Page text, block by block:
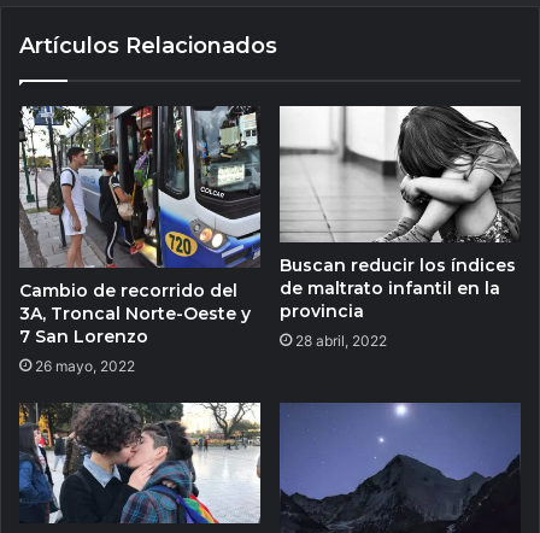
Artículos Relacionados
Cambio de recorrido del
3A, Troncal Norte-Oeste y
7 San Lorenzo
26 mayo, 2022
Buscan reducir los índices
de maltrato infantil en la
provincia
28 abril, 2022